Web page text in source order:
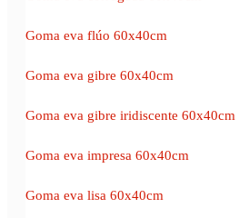
Goma eva flúo 60x40cm
Goma eva gibre 60x40cm
Goma eva gibre iridiscente 60x40cm
Goma eva impresa 60x40cm
Goma eva lisa 60x40cm